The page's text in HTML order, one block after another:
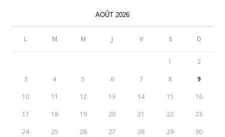
AOÛT 2026
L M M J V S D
1 2
3 4 5 6 7 8 9
10 11 12 13 14 15 16
17 18 19 20 21 22 23
24 25 26 27 28 29 30